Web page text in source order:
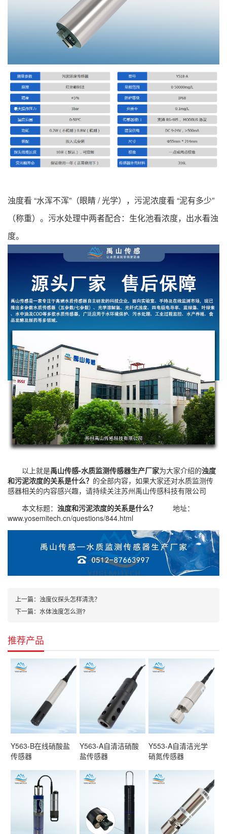
浊度看 “水浑不浑”（眼睛 / 光学），污泥浓度看 “泥有多少”
（称重）。污水处理中两者配合：生化池看浓度，出水看浊
度。
以上就是禹山传感-水质监测传感器生产厂家为大家介绍的浊度
和污泥浓度的关系是什么？ 的全部内容，如果大家还对水质监测传
感器相关的内容感兴趣，请持续关注苏州禹山传感科技有限公司
本文标题： 浊度和污泥浓度的关系是什么？
地址：
www.yosemitech.cn/questions/844.html
上一篇： 浊度仪探头怎样清洗？
下一篇： 水体浊度怎么测?
推荐产品
Y563-B在线硝酸盐
传感器
Y563-A自清洁硝酸
盐传感器
Y553-A自清洁光学
硝氮传感器